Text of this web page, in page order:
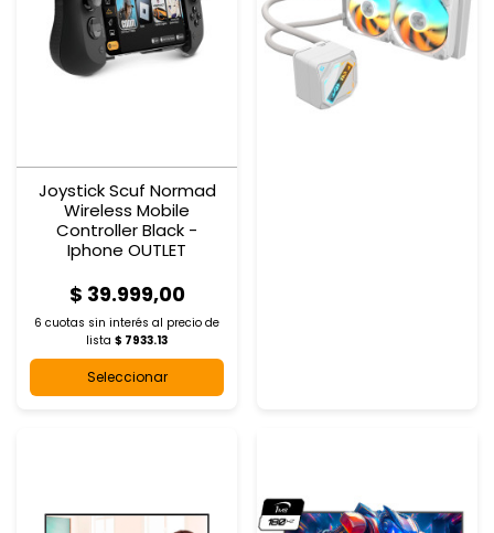
Joystick Scuf Normad
Wireless Mobile
Controller Black -
Iphone OUTLET
$ 39.999,00
6 cuotas sin interés al precio de
lista$ 7933.13
Seleccionar